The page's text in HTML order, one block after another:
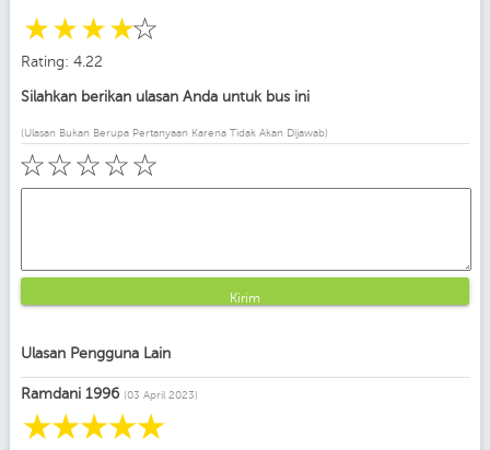
☆
☆
☆
☆
☆
Rating: 4.22
Silahkan berikan ulasan Anda untuk bus ini
(Ulasan Bukan Berupa Pertanyaan Karena Tidak Akan Dijawab)
☆
☆
☆
☆
☆
Kirim
Ulasan Pengguna Lain
Ramdani 1996 (03 April 2023)
☆
☆
☆
☆
☆